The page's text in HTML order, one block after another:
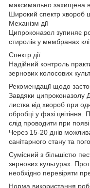
максимально захищена в
Широкий спектр хвороб
Механізм дії
Ципроконазол зупиняє
стиролів у мембранах
Спектр дії
Надійний контроль
зернових колосових
Рекомендації щодо
Завдяки ципроконазолу
листка від хвороб при
обробці у фазі
слід проводити при
Через 15-20 днів
санітарного стану та
Сумісний з більшістю
зернових культурах.
необхідно перевіряти
Норма використання